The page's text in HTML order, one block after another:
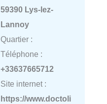
59390 Lys-lez-
Lannoy
Quartier :
Téléphone :
+33637665712
Site internet :
https://www.doctoli